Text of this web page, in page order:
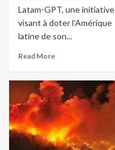
Latam-GPT, une initiative
visant à doter l’Amérique
latine de son...
Read More